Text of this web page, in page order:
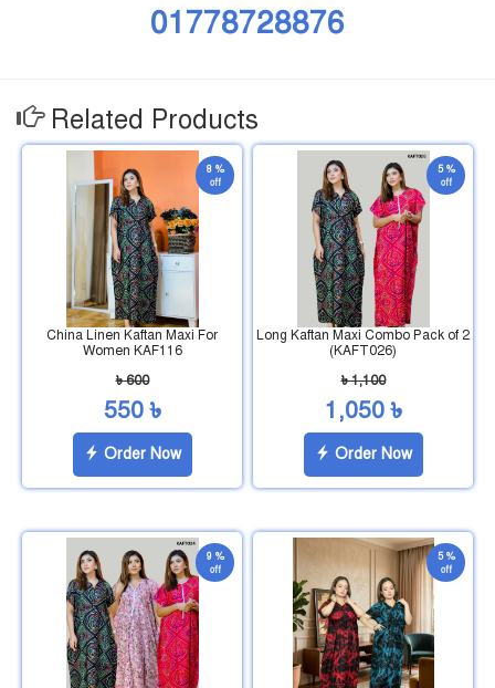
01778728876
Related Products
8 %
off
China Linen Kaftan Maxi For
Women KAF116
৳ 600
550 ৳
Order Now
5 %
off
Long Kaftan Maxi Combo Pack of 2
(KAFT026)
৳ 1,100
1,050 ৳
Order Now
9 %
off
5 %
off